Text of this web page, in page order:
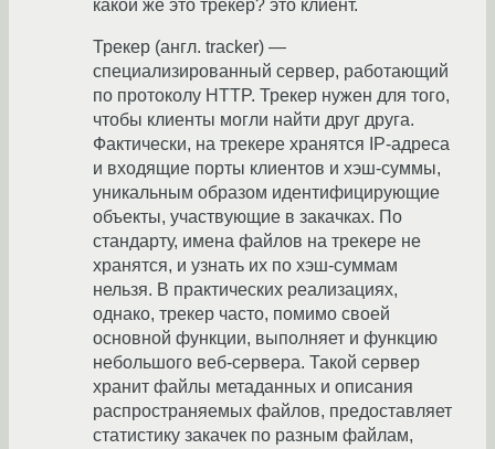
какой же это трекер? это клиент.
Трекер (англ. tracker) —
специализированный сервер, работающий
по протоколу HTTP. Трекер нужен для того,
чтобы клиенты могли найти друг друга.
Фактически, на трекере хранятся IP-адреса
и входящие порты клиентов и хэш-суммы,
уникальным образом идентифицирующие
объекты, участвующие в закачках. По
стандарту, имена файлов на трекере не
хранятся, и узнать их по хэш-суммам
нельзя. В практических реализациях,
однако, трекер часто, помимо своей
основной функции, выполняет и функцию
небольшого веб-сервера. Такой сервер
хранит файлы метаданных и описания
распространяемых файлов, предоставляет
статистику закачек по разным файлам,